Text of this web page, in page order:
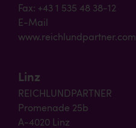
Fax: +43 1 535 48 38-12
E-Mail
www.reichlundpartner.com
Linz
REICHLUNDPARTNER
Promenade 25b
A-4020 Linz